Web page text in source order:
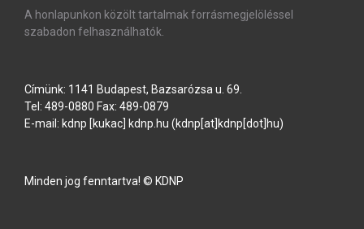
A honlapunkon közölt tartalmak forrásmegjelöléssel
szabadon felhasználhatók.
Címünk: 1141 Budapest, Bazsarózsa u. 69.
Tel: 489-0880 Fax: 489-0879
E-mail: kdnp [kukac] kdnp hu (kdnp[at]kdnp[dot]hu)
Minden jog fenntartva! © KDNP